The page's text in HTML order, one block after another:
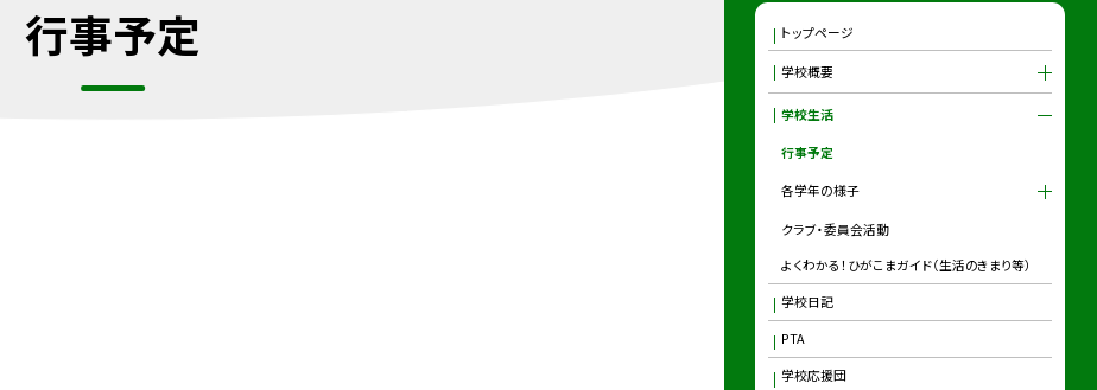
行事予定 トップページ
学校概要
学校生活
行事予定
各学年の様子
クラブ・委員会活動
よくわかる！ひがこまガイド（生活のきまり等）
学校日記
PTA
学校応援団